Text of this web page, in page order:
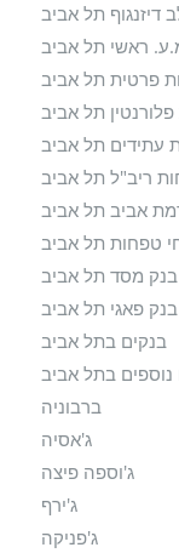
דיזנגוף תל אביב
ראשי תל אביב
פרטית תל אביב
תל אביב
עתידים תל אביב
ריב"ל תל אביב
אביב תל אביב
טפחות תל אביב
בנק מסד תל אביב
בנק פאגי תל אביב
בנקים בתל אביב
נוספים בתל אביב
ברבוניה
ג'אסיה
ג'וספה פיצה
ג'ירף
ג'פניקה